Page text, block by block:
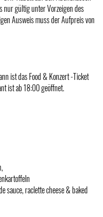
nur gültig unter Vorzeigen des
Ausweis muss der Aufpreis von
ist das Food & Konzert -Ticket
ist ab 18:00 geöffnet.
sauce, raclette cheese & baked